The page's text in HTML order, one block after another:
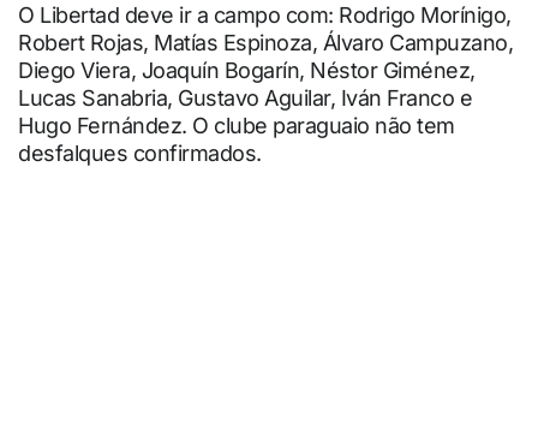
O Libertad deve ir a campo com: Rodrigo Morínigo,
Robert Rojas, Matías Espinoza, Álvaro Campuzano,
Diego Viera, Joaquín Bogarín, Néstor Giménez,
Lucas Sanabria, Gustavo Aguilar, Iván Franco e
Hugo Fernández. O clube paraguaio não tem
desfalques confirmados.